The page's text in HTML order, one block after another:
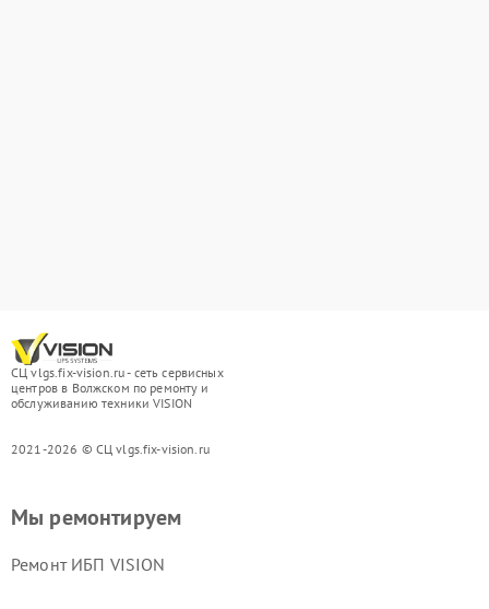
СЦ vlgs.fix-vision.ru - сеть сервисных
центров в Волжском по ремонту и
обслуживанию техники VISION
2021-2026 © СЦ vlgs.fix-vision.ru
Мы ремонтируем
Ремонт ИБП VISION